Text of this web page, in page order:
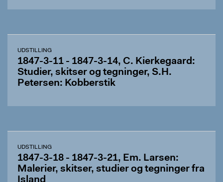
UDSTILLING
1847-3-11 - 1847-3-14, C. Kierkegaard:
Studier, skitser og tegninger, S.H.
Petersen: Kobberstik
UDSTILLING
1847-3-18 - 1847-3-21, Em. Larsen:
Malerier, skitser, studier og tegninger fra
Island